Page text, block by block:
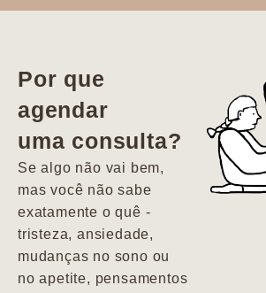
Por que
agendar
uma consulta?
Se algo não vai bem,
mas você não sabe
exatamente o quê -
tristeza, ansiedade,
mudanças no sono ou
no apetite, pensamentos